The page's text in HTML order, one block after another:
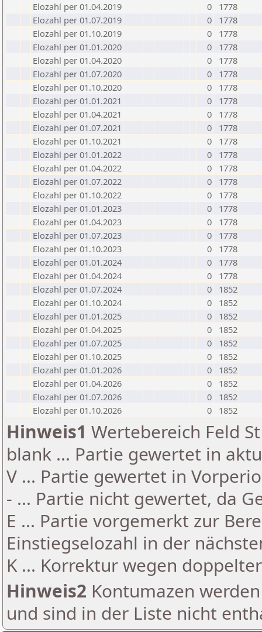
Elozahl per 01.04.2019
0
1778
Elozahl per 01.07.2019
0
1778
Elozahl per 01.10.2019
0
1778
Elozahl per 01.01.2020
0
1778
Elozahl per 01.04.2020
0
1778
Elozahl per 01.07.2020
0
1778
Elozahl per 01.10.2020
0
1778
Elozahl per 01.01.2021
0
1778
Elozahl per 01.04.2021
0
1778
Elozahl per 01.07.2021
0
1778
Elozahl per 01.10.2021
0
1778
Elozahl per 01.01.2022
0
1778
Elozahl per 01.04.2022
0
1778
Elozahl per 01.07.2022
0
1778
Elozahl per 01.10.2022
0
1778
Elozahl per 01.01.2023
0
1778
Elozahl per 01.04.2023
0
1778
Elozahl per 01.07.2023
0
1778
Elozahl per 01.10.2023
0
1778
Elozahl per 01.01.2024
0
1778
Elozahl per 01.04.2024
0
1778
Elozahl per 01.07.2024
0
1852
Elozahl per 01.10.2024
0
1852
Elozahl per 01.01.2025
0
1852
Elozahl per 01.04.2025
0
1852
Elozahl per 01.07.2025
0
1852
Elozahl per 01.10.2025
0
1852
Elozahl per 01.01.2026
0
1852
Elozahl per 01.04.2026
0
1852
Elozahl per 01.07.2026
0
1852
Elozahl per 01.10.2026
0 1852
Hinweis1 Wertebereich Feld
blank ... Partie gewertet in
V ... Partie gewertet in
- ... Partie nicht gewertet, da
E ... Partie vorgemerkt zur
Einstiegselozahl in der
K ... Korrektur wegen
Hinweis2 Kontumazen
und sind in der Liste nicht